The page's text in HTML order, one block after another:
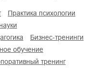
практика психологии
бизнес-тренинги
обучение
тренинг